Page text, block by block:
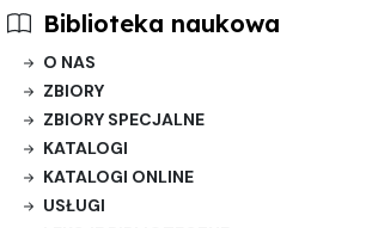
Biblioteka naukowa
O NAS
ZBIORY
ZBIORY SPECJALNE
KATALOGI
KATALOGI ONLINE
USŁUGI